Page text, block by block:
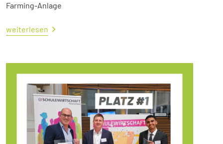
Farming-Anlage
weiterlesen